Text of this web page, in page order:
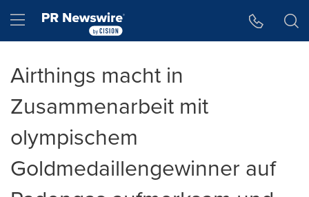
Hamburger menu
Airthings macht in
Zusammenarbeit mit
olympischem
Goldmedaillengewinner auf